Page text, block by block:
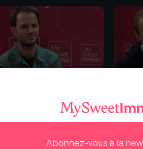
En live
Abonnez-vous à la